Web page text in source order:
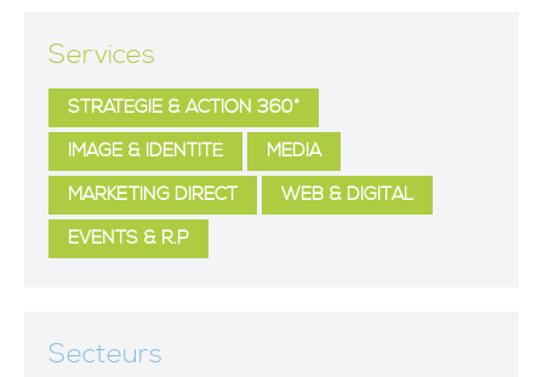
Services
STRATÉGIE & ACTION 360°
IMAGE & IDENTITÉ
MEDIA
MARKETING DIRECT
WEB & DIGITAL
EVENTS & R.P
Secteurs